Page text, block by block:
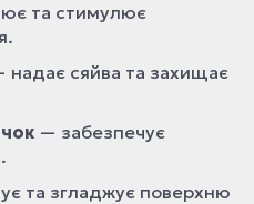
та стимулює
надає сяйва та захищає
— забезпечує
та згладжує поверхню